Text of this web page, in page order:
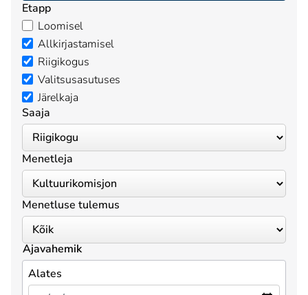
Etapp
Loomisel
Allkirjastamisel
Riigikogus
Valitsusasutuses
Järelkaja
Saaja
Menetleja
Menetluse tulemus
Ajavahemik
Alates